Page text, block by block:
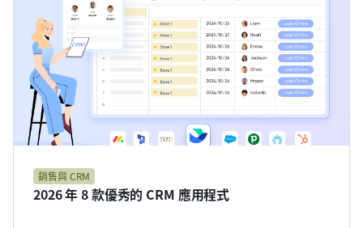
銷售與 CRM
2026 年 8 款優秀的 CRM 應用程式